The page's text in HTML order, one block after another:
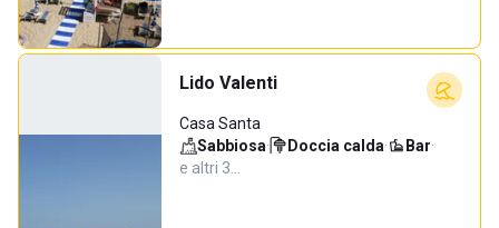
Lido Valenti
Casa Santa
Sabbiosa· Doccia calda· Bar·
e altri 3…